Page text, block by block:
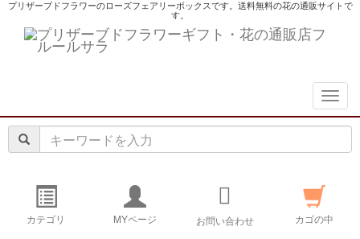
プリザーブドフラワーのローズフェアリーボックスです。送料無料の花の通販サイトで
す。
カテゴリ MYページ お問い合わせ カゴの中